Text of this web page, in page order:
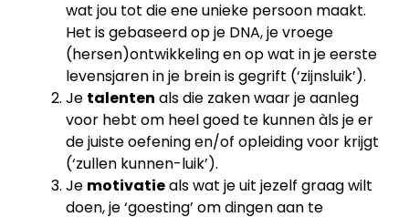
wat jou tot die ene unieke persoon maakt.
Het is gebaseerd op je DNA, je vroege
(hersen)ontwikkeling en op wat in je eerste
levensjaren in je brein is gegrift (‘zijnsluik’).
Je talenten als die zaken waar je aanleg
voor hebt om heel goed te kunnen àls je er
de juiste oefening en/of opleiding voor krijgt
(‘zullen kunnen-luik’).
Je motivatieals wat je uit jezelf graag wilt
doen, je ‘goesting’ om dingen aan te